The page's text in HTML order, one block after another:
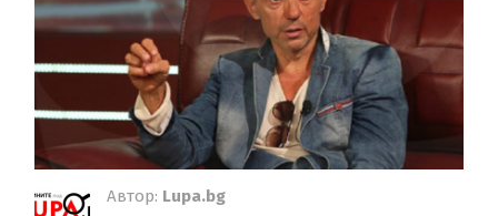
Автор: Lupa.bg